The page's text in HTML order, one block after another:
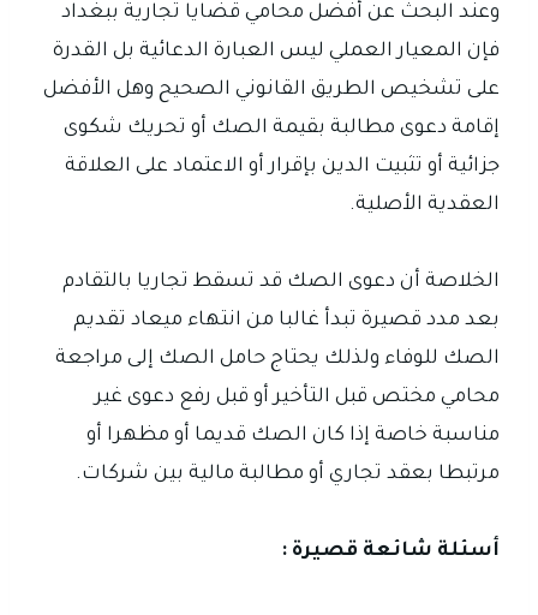
وعند البحث عن أفضل محامي قضايا تجارية ببغداد
فإن المعيار العملي ليس العبارة الدعائية بل القدرة
على تشخيص الطريق القانوني الصحيح وهل الأفضل
إقامة دعوى مطالبة بقيمة الصك أو تحريك شكوى
جزائية أو تثبيت الدين بإقرار أو الاعتماد على العلاقة
العقدية الأصلية.
الخلاصة أن دعوى الصك قد تسقط تجاريا بالتقادم
بعد مدد قصيرة تبدأ غالبا من انتهاء ميعاد تقديم
الصك للوفاء ولذلك يحتاج حامل الصك إلى مراجعة
محامي مختص قبل التأخير أو قبل رفع دعوى غير
مناسبة خاصة إذا كان الصك قديما أو مظهرا أو
مرتبطا بعقد تجاري أو مطالبة مالية بين شركات.
أسئلة شائعة قصيرة :